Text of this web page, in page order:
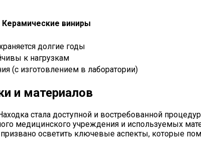
Керамические виниры
долгие годы
к нагрузкам
(с изготовлением в лаборатории)
и материалов
стала доступной и востребованной
медицинского учреждения и используемых
осветить ключевые аспекты, которые